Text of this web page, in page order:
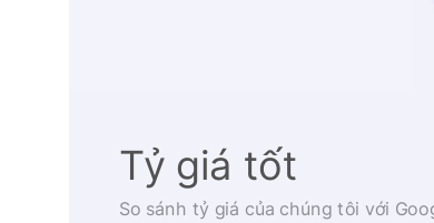
Tỷ giá tốt
So sánh tỷ giá của chúng tôi với